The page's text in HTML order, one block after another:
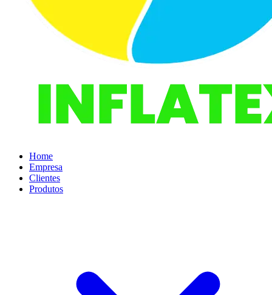
Home
Empresa
Clientes
Produtos